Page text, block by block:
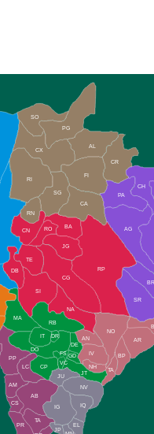
CX
RI
AL
CR
FI
SG
BA
CA
PA
CH
AG
BR
SR
AR
RP
RO
JG
CG
SI
NA
TA
NH
JT
RB
MA
IT
DR
DO
CP
JU
NV
IQ
EL
PP
LC
AM
AB
JP
DB
TE
CS
PR
TA
IG
NO
BP
RN
CN
AN
IV
FS
VC
GD
DE
PG
SO